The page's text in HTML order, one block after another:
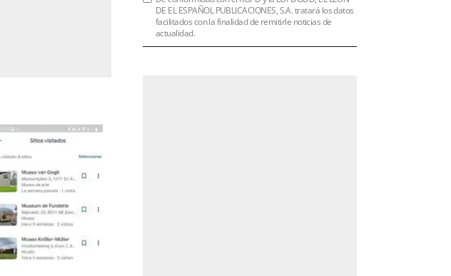
DE EL ESPAÑOL PUBLICACIONES, S.A. tratará los datos
facilitados con la finalidad de remitirle noticias de
actualidad.